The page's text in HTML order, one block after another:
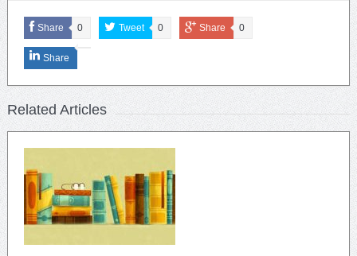
Share 0 Tweet 0 Share 0
Share
Related Articles